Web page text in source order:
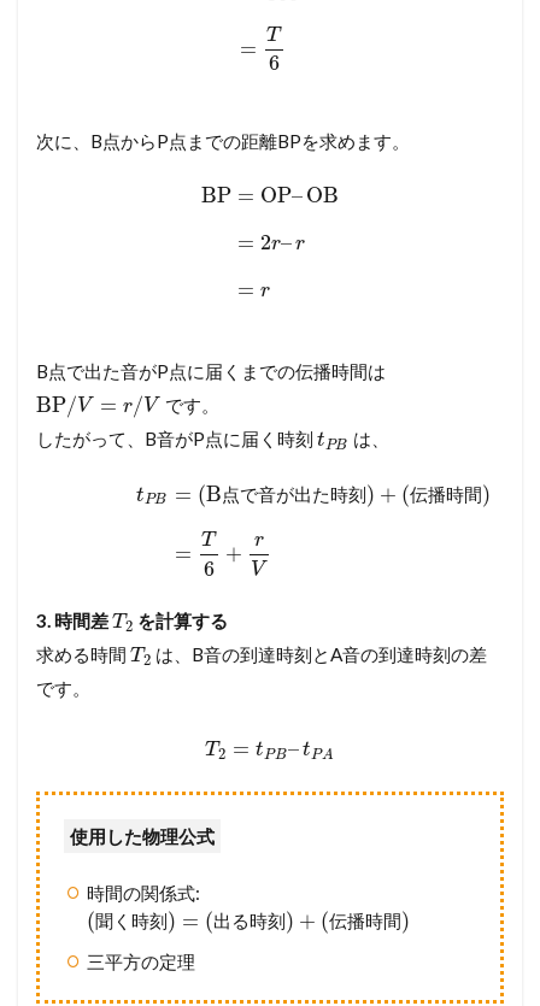
=
T
6
次に、B点からP点までの距離BPを求めます。
BP = OP–OB
= 2r–r
= r
B点で出た音がP点に届くまでの伝播時間は
BP/V = r/V です。
したがって、B音がP点に届く時刻 tPB は、
tPB = (B点で音が出た時刻 ) + (伝播時間)
=
T
6
+
r
V
3. 時間差T 2 を計算する
求める時間 T 2 は、B音の到達時刻とA音の到達時刻の差
です。
T 2 = tPB–tPA
使用した物理公式
時間の関係式:
(聞 く 時刻 ) = (出 る時刻 ) + (伝播時間)
三平方の定理